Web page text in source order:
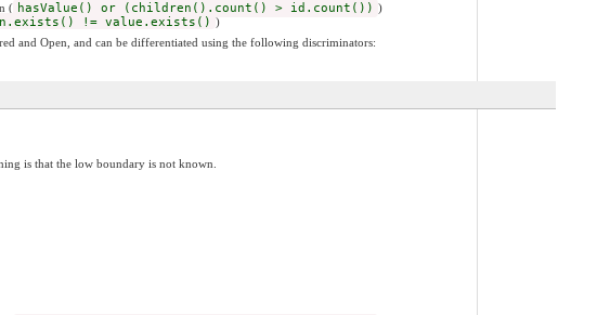
( hasValue() or (children().count() > id.count()) )
!= value.exists() )
and Open, and can be differentiated using the following discriminators:
is that the low boundary is not known.